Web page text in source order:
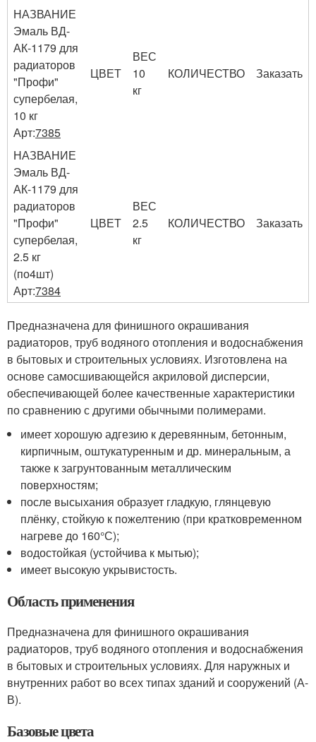
НАЗВАНИЕ
Эмаль ВД-
АК-1179 для
радиаторов
"Профи"
супербелая,
10 кг
Арт:7385
ЦВЕТ
ВЕС
10
кг
КОЛИЧЕСТВО Заказать
НАЗВАНИЕ
Эмаль ВД-
АК-1179 для
радиаторов
"Профи"
супербелая,
2.5 кг
(по4шт)
Арт:7384
ЦВЕТ
ВЕС
2.5
кг
КОЛИЧЕСТВО Заказать
Предназначена для финишного окрашивания
радиаторов, труб водяного отопления и водоснабжения
в бытовых и строительных условиях. Изготовлена на
основе самосшивающейся акриловой дисперсии,
обеспечивающей более качественные характеристики
по сравнению с другими обычными полимерами.
имеет хорошую адгезию к деревянным, бетонным,
кирпичным, оштукатуренным и др. минеральным, а
также к загрунтованным металлическим
поверхностям;
после высыхания образует гладкую, глянцевую
плёнку, стойкую к пожелтению (при кратковременном
нагреве до 160°С);
водостойкая (устойчива к мытью);
имеет высокую укрывистость.
Область применения
Предназначена для финишного окрашивания
радиаторов, труб водяного отопления и водоснабжения
в бытовых и строительных условиях. Для наружных и
внутренних работ во всех типах зданий и сооружений (А-
В).
Базовые цвета